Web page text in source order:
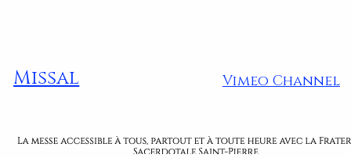
Missal Vimeo Channel